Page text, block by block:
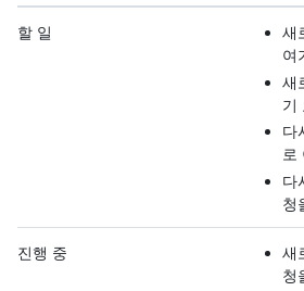
할 일
새
여
새
기
다
로
다
청
진행 중
새
청